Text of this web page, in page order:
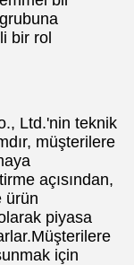
bir rol
Ltd.'nin teknik
müşterilere
açısından,
ürün
piyasa
için